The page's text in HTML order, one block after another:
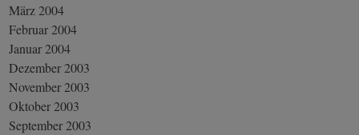
März 2004
Februar 2004
Januar 2004
Dezember 2003
November 2003
Oktober 2003
September 2003